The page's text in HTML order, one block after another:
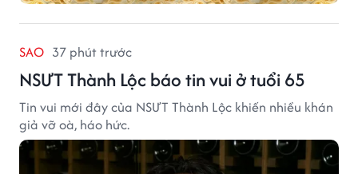
SAO 37 phút trước
NSƯT Thành Lộc báo tin vui ở tuổi 65
Tin vui mới đây của NSƯT Thành Lộc khiến nhiều khán
giả vỡ oà, háo hức.